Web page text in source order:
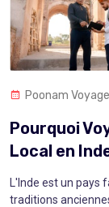
Poonam
Pourquoi
Local en
L'Inde est un
traditions